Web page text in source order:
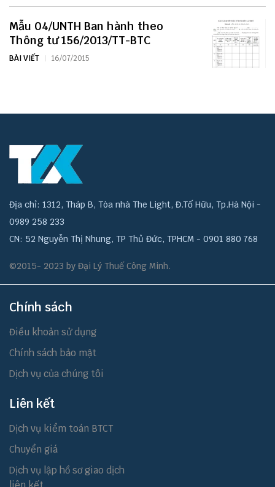
Mẫu 04/UNTH Ban hành theo
Thông tư 156/2013/TT-BTC
BÀI VIẾT 16/07/2015
Địa chỉ: 1312, Tháp B, Tòa nhà The Light, Đ.Tố Hữu, Tp.Hà Nội -
0989 258 233
CN: 52 Nguyễn Thị Nhung, TP Thủ Đức, TPHCM - 0901 880 768
©2015- 2023 by Đại Lý Thuế Công Minh.
Chính sách
Điều khoản sử dụng
Chính sách bảo mật
Dịch vụ của chúng tôi
Liên kết
Dịch vụ kiểm toán BTCT
Chuyển giá
Dịch vụ lập hồ sơ giao dịch